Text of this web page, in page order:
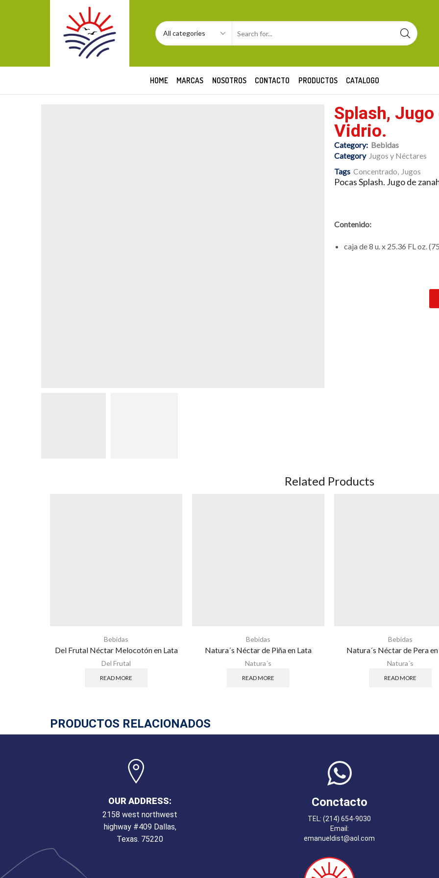
HOME MARCAS NOSOTROS CONTACTO PRODUCTOS CATALOGO
Splash,
Vidrio.
Category: Bebidas
Category Jugos y Néctares
Tags Concentrado, Jugos
Pocas Splash. Jugo de
Contenido:
caja de 8 u. x 25.36 FL oz.
Related Products
Bebidas
Del Frutal Néctar Melocotón en Lata
Del Frutal
READ MORE
Bebidas
Natura´s Néctar de Piña en Lata
Natura´s
READ MORE
Bebidas
Natura´s Néctar de Pera
Natura´s
READ MORE
PRODUCTOS RELACIONADOS
OUR ADDRESS:
2158 west northwest
highway #409 Dallas,
Texas. 75220
Conctacto
TEL: (214) 654-9030
Email:
emanueldist@aol.com